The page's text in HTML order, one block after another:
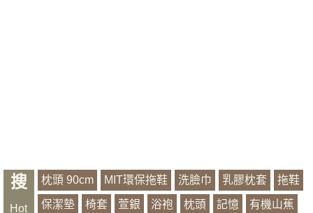
搜
Hot
枕頭 90cm MIT環保拖鞋 洗臉巾 乳膠枕套 拖鞋
保潔墊 椅套 萱銀 浴袍 枕頭 記憶 有機山蕉